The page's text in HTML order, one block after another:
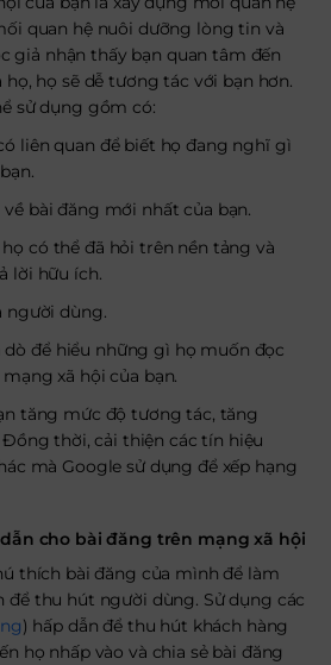
quan hệ nuôi dưỡng lòng tin và
giả nhận thấy bạn quan tâm đến
họ, họ sẽ dễ tương tác với bạn hơn.
sử dụng gồm có:
liên quan để biết họ đang nghĩ gì
bài đăng mới nhất của bạn.
có thể đã hỏi trên nền tảng và
lời hữu ích.
người dùng.
để hiểu những gì họ muốn đọc
xã hội của bạn.
tăng mức độ tương tác, tăng
thời, cải thiện các tín hiệu
mà Google sử dụng để xếp hạng
cho bài đăng trên mạng xã hội
thích bài đăng của mình để làm
để thu hút người dùng. Sử dụng các
) hấp dẫn để thu hút khách hàng
họ nhấp vào và chia sẻ bài đăng